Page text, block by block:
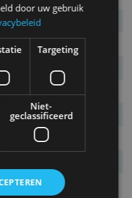
overbrenging
5-drs. stationwagen
sterren
n.v.t.
door uw gebruik
Targeting
Niet-
geclassificeerd